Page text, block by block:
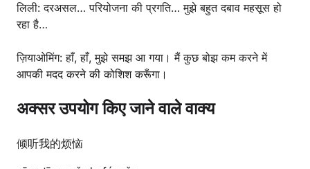
लिली: दरअसल… परियोजना की प्रगति… मुझे बहुत दबाव महसूस हो
रहा है…
ज़ियाओमिंग: हाँ, हाँ, मुझे समझ आ गया। मैं कुछ बोझ कम करने में
आपकी मदद करने की कोशिश करूँगा।
अक्सर उपयोग किए जाने वाले वाक्य
倾听我的烦恼